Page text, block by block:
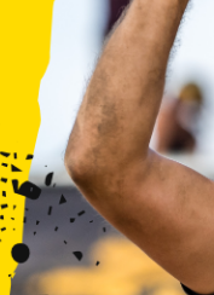
12/13.09.2026
26.09.2026
26/27.09.2026
10/11.10.2026